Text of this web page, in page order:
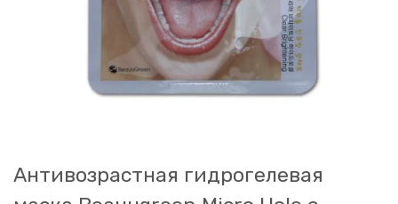
Антивозрастная гидрогелевая